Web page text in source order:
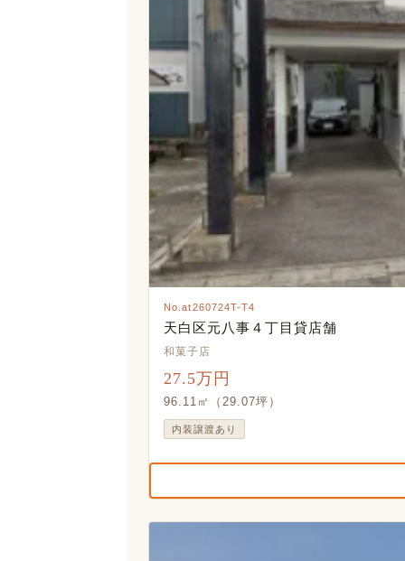
No.at260724T-T4
天白区元八事４丁目貸店舗
和菓子店
27.5万円
96.11㎡（29.07坪）
内装譲渡あり